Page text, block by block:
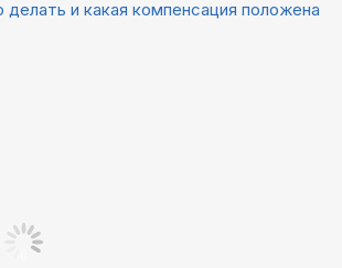
делать и какая компенсация положена